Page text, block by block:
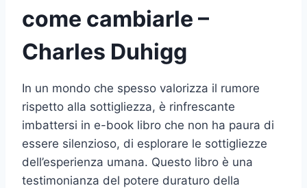
come cambiarle –
Charles Duhigg
In un mondo che spesso valorizza il rumore
rispetto alla sottigliezza, è rinfrescante
imbattersi in e-book libro che non ha paura di
essere silenzioso, di esplorare le sottigliezze
dell’esperienza umana. Questo libro è una
testimonianza del potere duraturo della